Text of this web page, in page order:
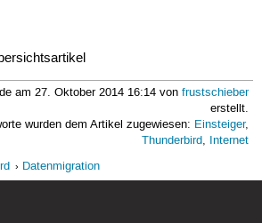
am 27. Oktober 2014 16:14 vonfrustschieber
erstellt.
wurden dem Artikel zugewiesen: Einsteiger,
Thunderbird, Internet
Datenmigration